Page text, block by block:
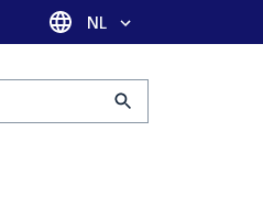
Taal selectie
NL